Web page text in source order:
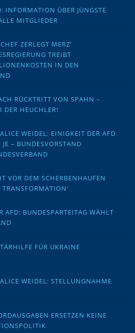
INFORMATION ÜBER JÜNGSTE
MITGLIEDER
ZERLEGT MERZ‘
TREIBT
IN DEN
RÜCKTRITT VON SPAHN –
DER HEUCHLER!
WEIDEL: EINIGKEIT DER AFD
– BUNDESVORSTAND
VOR DEM SCHERBENHAUFEN
AFD: BUNDESPARTEITAG WÄHLT
FÜR UKRAINE
WEIDEL: STELLUNGNAHME
ERSETZEN KEINE